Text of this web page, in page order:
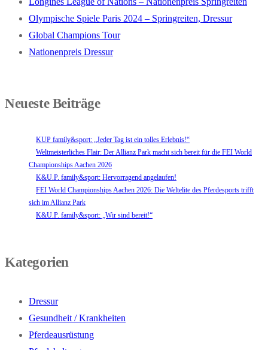
Olympische Spiele Paris 2024 – Springreiten, Dressur
Global Champions Tour
Nationenpreis Dressur
Neueste Beiträge
KUP family&sport: „Jeder Tag ist ein tolles Erlebnis!“
Weltmeisterliches Flair: Der Allianz Park macht sich bereit für die FEI World
Championships Aachen 2026
K&U.P. family&sport: Hervorragend angelaufen!
FEI World Championships Aachen 2026: Die Weltelite des Pferdesports trifft
sich im Allianz Park
K&U.P. family&sport: „Wir sind bereit!“
Kategorien
Dressur
Gesundheit / Krankheiten
Pferdeausrüstung